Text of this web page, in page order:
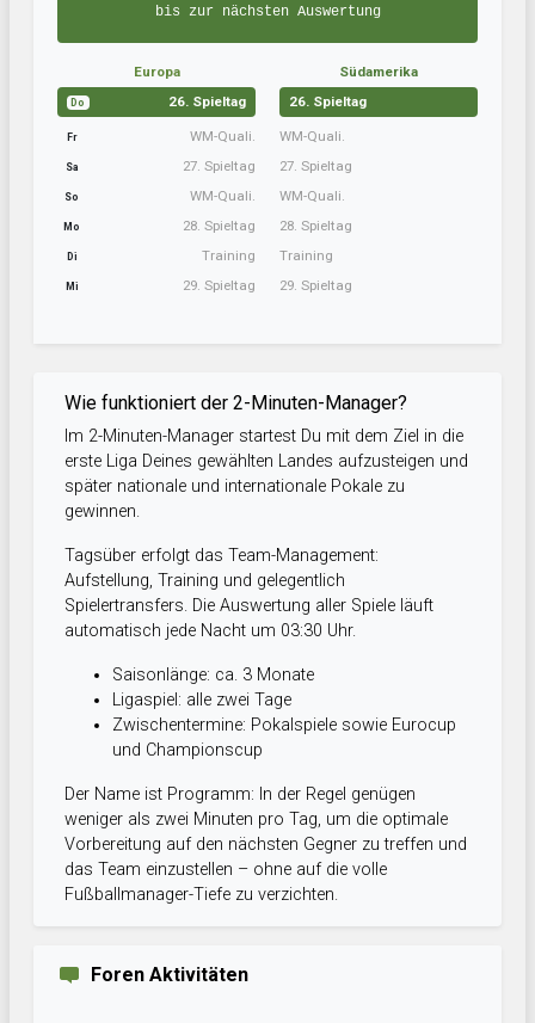
bis zur nächsten Auswertung
Europa
Do 26. Spieltag
Fr WM-Quali.
Sa 27. Spieltag
So WM-Quali.
Mo 28. Spieltag
Di Training
Mi 29. Spieltag
Südamerika
26. Spieltag
WM-Quali.
27. Spieltag
WM-Quali.
28. Spieltag
Training
29. Spieltag
Wie funktioniert der 2-Minuten-Manager?
Im 2-Minuten-Manager startest Du mit dem Ziel in die
erste Liga Deines gewählten Landes aufzusteigen und
später nationale und internationale Pokale zu
gewinnen.
Tagsüber erfolgt das Team-Management:
Aufstellung, Training und gelegentlich
Spielertransfers. Die Auswertung aller Spiele läuft
automatisch jede Nacht um 03:30 Uhr.
Saisonlänge: ca. 3 Monate
Ligaspiel: alle zwei Tage
Zwischentermine: Pokalspiele sowie Eurocup
und Championscup
Der Name ist Programm: In der Regel genügen
weniger als zwei Minuten pro Tag, um die optimale
Vorbereitung auf den nächsten Gegner zu treffen und
das Team einzustellen – ohne auf die volle
Fußballmanager-Tiefe zu verzichten.
Foren Aktivitäten